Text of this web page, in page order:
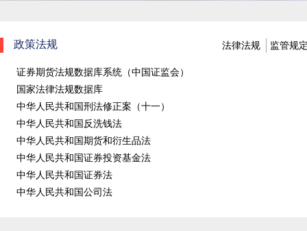
政策法规 法律法规 监管规
证券期货法规数据库系统（中国证监会）
国家法律法规数据库
中华人民共和国刑法修正案（十一）
中华人民共和国反洗钱法
中华人民共和国期货和衍生品法
中华人民共和国证券投资基金法
中华人民共和国证券法
中华人民共和国公司法